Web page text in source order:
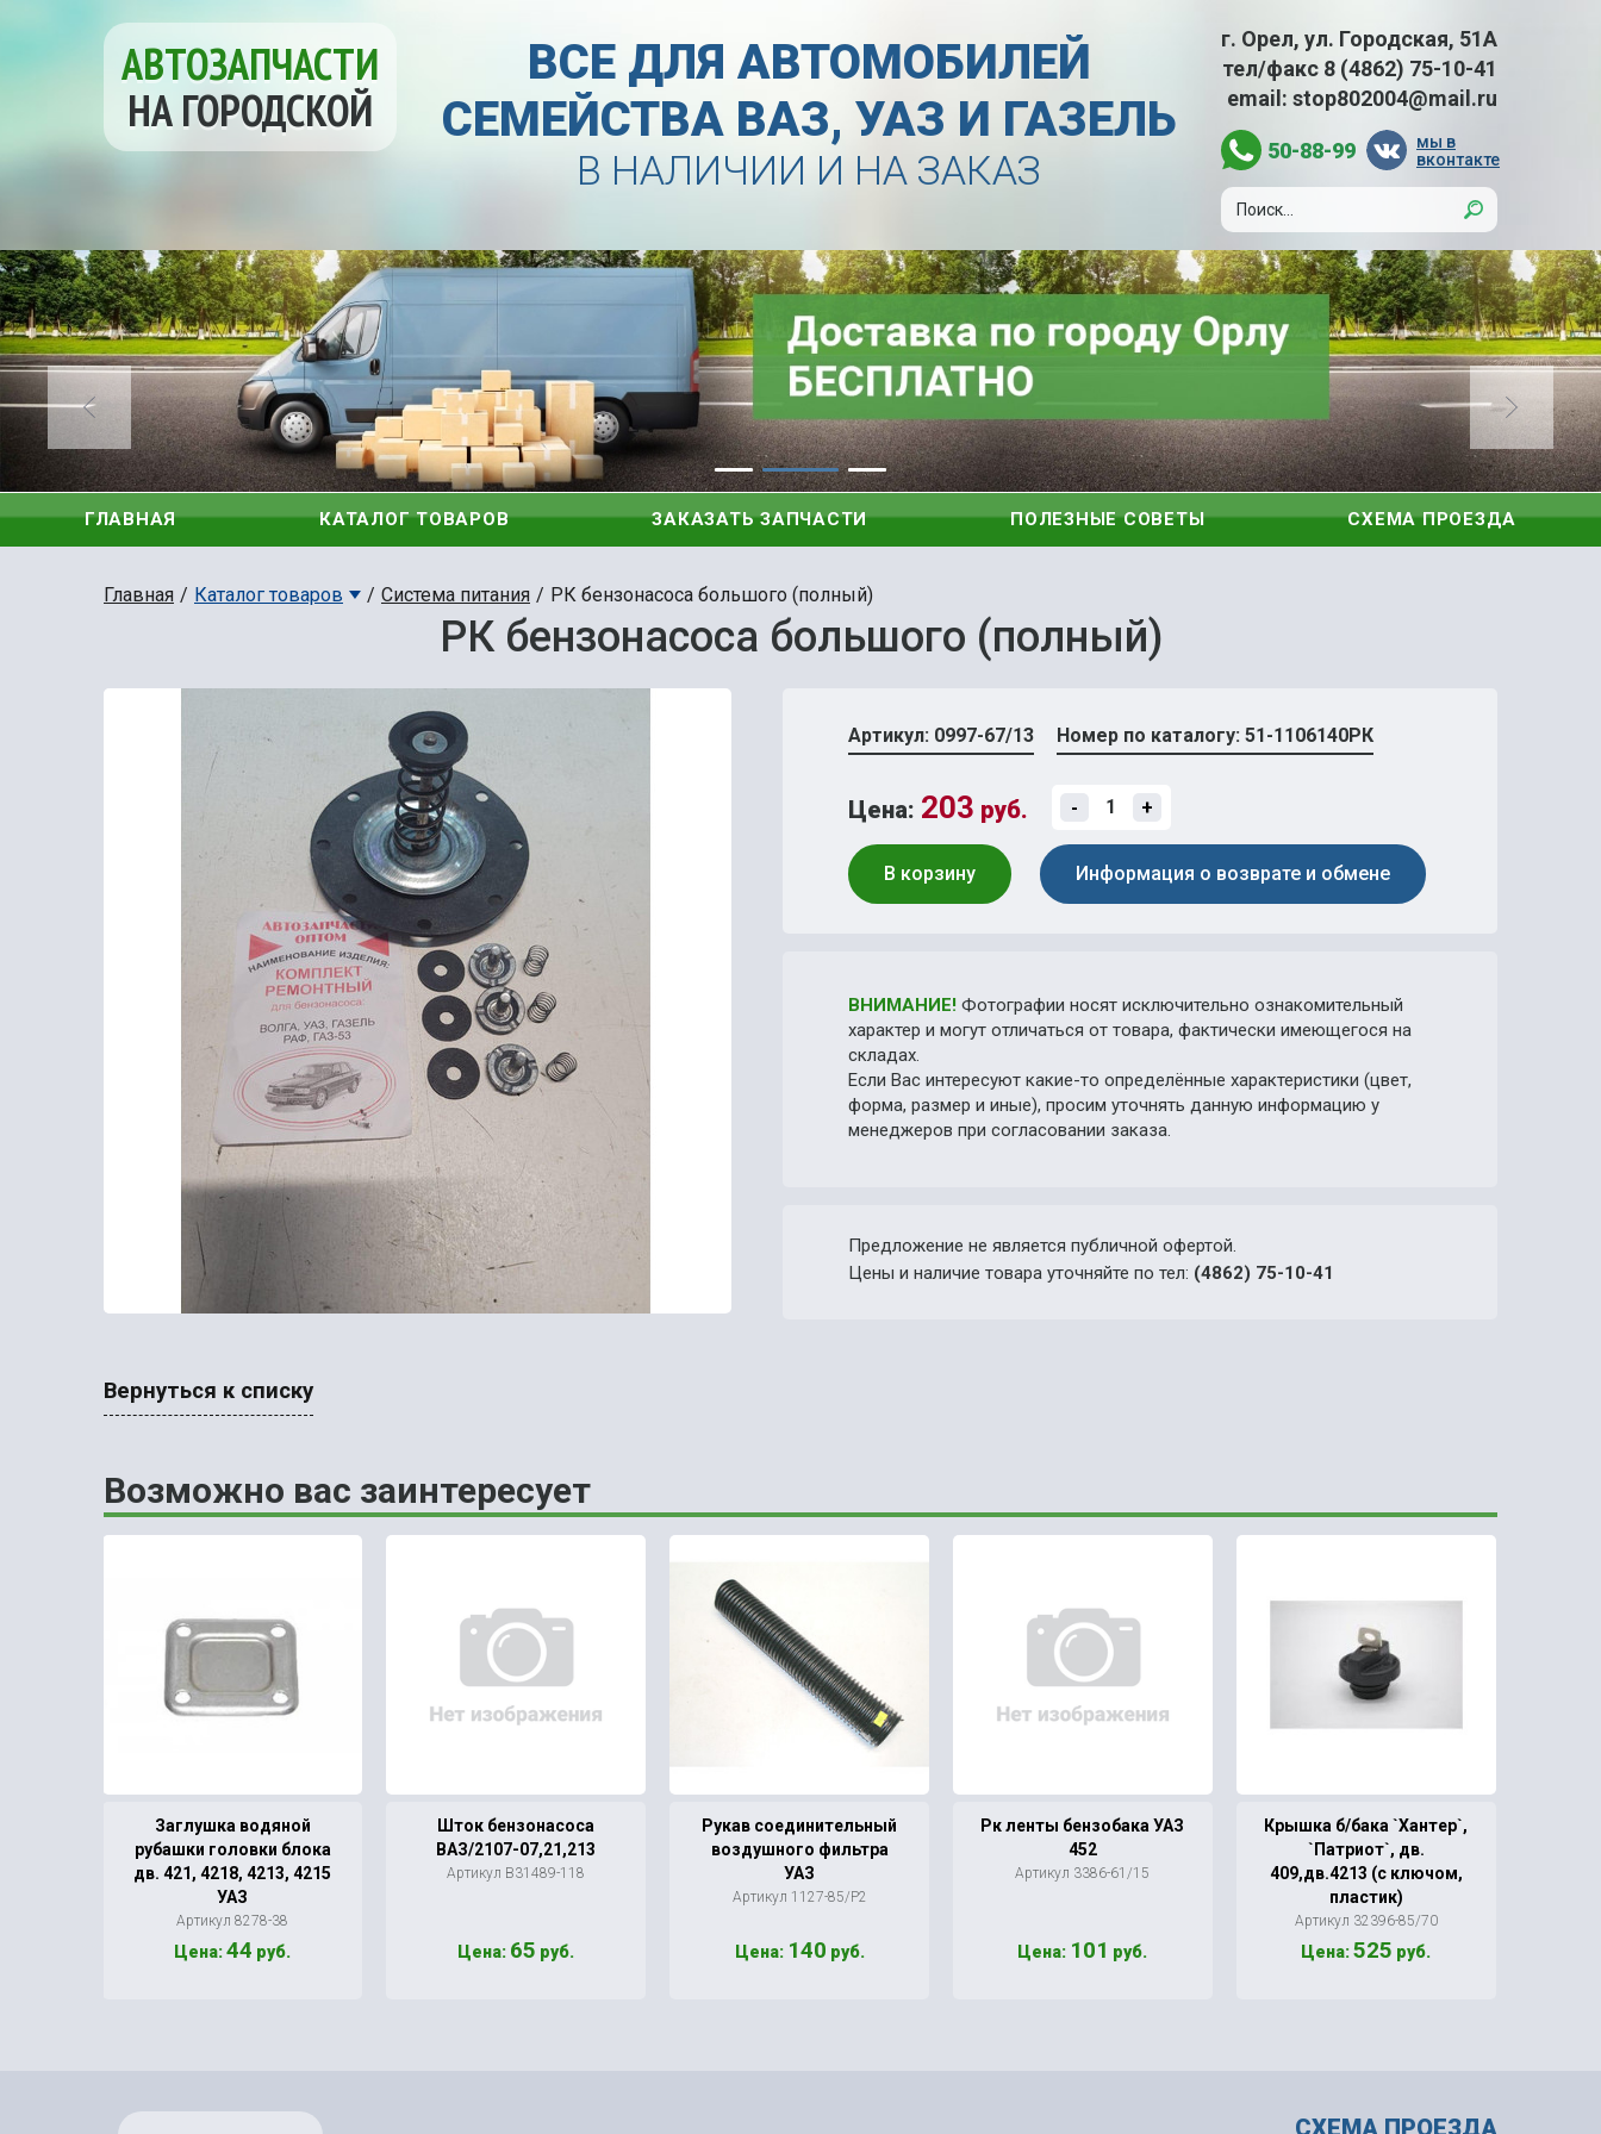
АВТОЗАПЧАСТИ
НА ГОРОДСКОЙ
ВСЕ ДЛЯ АВТОМОБИЛЕЙ
СЕМЕЙСТВА ВАЗ, УАЗ И ГАЗЕЛЬ
В НАЛИЧИИ И НА ЗАКАЗ
г. Орел, ул. Городская, 51А
тел/факс 8 (4862) 75-10-41
email: stop802004@mail.ru
50-88-99
мы в
вконтакте
ГЛАВНАЯ КАТАЛОГ ТОВАРОВ ЗАКАЗАТЬ ЗАПЧАСТИ ПОЛЕЗНЫЕ СОВЕТЫ СХЕМА ПРОЕЗДА
Главная Каталог товаров Система питания РК бензонасоса большого (полный)
РК бензонасоса большого (полный)
Артикул: 0997-67/13 Номер по каталогу: 51-1106140РК
Цена: 203 руб. - +
В корзину Информация о возврате и обмене
ВНИМАНИЕ!Фотографии носят исключительно ознакомительный
характер и могут отличаться от товара, фактически имеющегося на
складах.
Если Вас интересуют какие-то определённые характеристики (цвет,
форма, размер и иные), просим уточнять данную информацию у
менеджеров при согласовании заказа.
Предложение не является публичной офертой.
Цены и наличие товара уточняйте по тел: (4862) 75-10-41
Вернуться к списку
Возможно вас заинтересует
Заглушка водяной
рубашки головки блока
дв. 421, 4218, 4213, 4215
УАЗ
Артикул 8278-38
Цена:44 руб.
Шток бензонасоса
ВАЗ/2107-07,21,213
Артикул В31489-118
Цена: 65 руб.
Рукав соединительный
воздушного фильтра
УАЗ
Артикул 1127-85/Р2
Цена: 140 руб.
Рк ленты бензобака УАЗ
452
Артикул 3386-61/15
Цена: 101 руб.
Крышка б/бака `Хантер`,
`Патриот`, дв.
409,дв.4213 (с ключом,
пластик)
Артикул 32396-85/70
Цена:525 руб.
СХЕМА ПРОЕЗДА